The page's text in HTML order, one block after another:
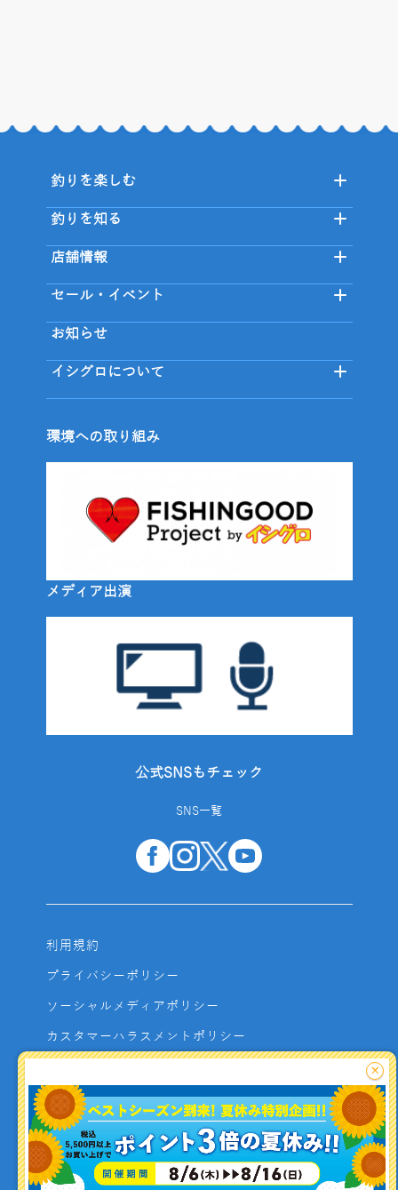
釣りを楽しむ
釣りを知る
店舗情報
セール・イベント
お知らせ
イシグロについて
環境への取り組み
メディア出演
公式SNSもチェック
SNS一覧
利用規約
プライバシーポリシー
ソーシャルメディアポリシー
カスタマーハラスメントポリシー
よくあるご質問
お問い合わせ
利用者資金の保全方法
×